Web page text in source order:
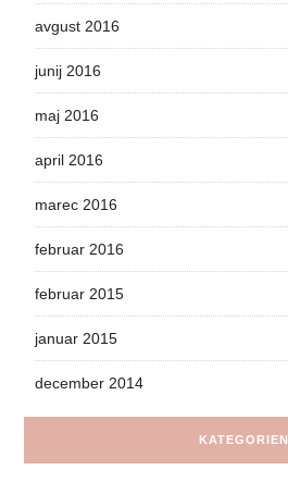
avgust 2016
junij 2016
maj 2016
april 2016
marec 2016
februar 2016
februar 2015
januar 2015
december 2014
KATEGORIEN